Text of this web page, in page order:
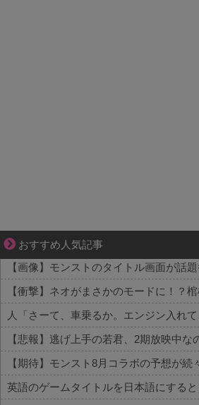
おすすめ人気記事
ぜんぶ私が中心、そう思った瞬間から歪
【衝撃】ネオがまさかのモードに！？